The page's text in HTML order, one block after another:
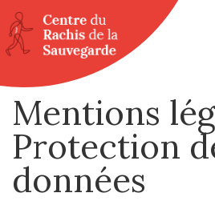
Mentions
Protection
données